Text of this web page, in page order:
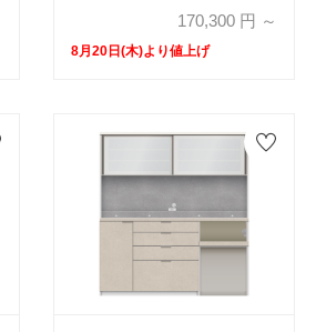
奥行2サイズ（44.5cm・
50cm）下台引出しタイプ 全4
色
170,300 円 ～
8月20日(木)より値上げ